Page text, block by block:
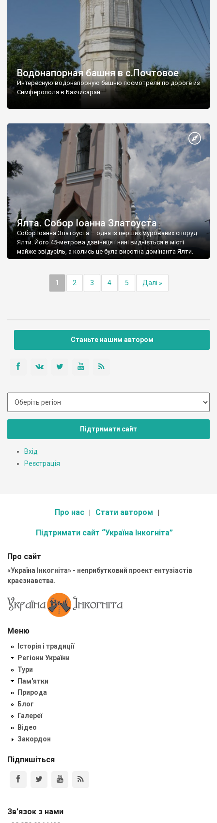
Водонапорная башня в с.Почтовое
Интересную водонапорную башню посмотрели по дороге из
Симферополя в Бахчисарай.
Ялта. Собор Іоанна Златоуста
Собор Іоанна Златоуста – одна із перших мурованих споруд
Ялти. Його 45-метрова дзвіниця і нині видніється в місті
майже звідусіль, а колись це була висотна домінанта Ялти.
1 2 3 4 5 Далі »
Станьте нашим автором
Підтримати сайт
Вхід
Реєстрація
Про нас Стати автором
Підтримати сайт “Україна Інкогніта”
Про сайт
«Україна Інкогніта» - неприбутковий проект ентузіастів
краєзнавства.
Меню
Історія і традиції
Регіони України
Тури
Пам'ятки
Природа
Блог
Галереї
Відео
Закордон
Підпишіться
Зв'язок з нами